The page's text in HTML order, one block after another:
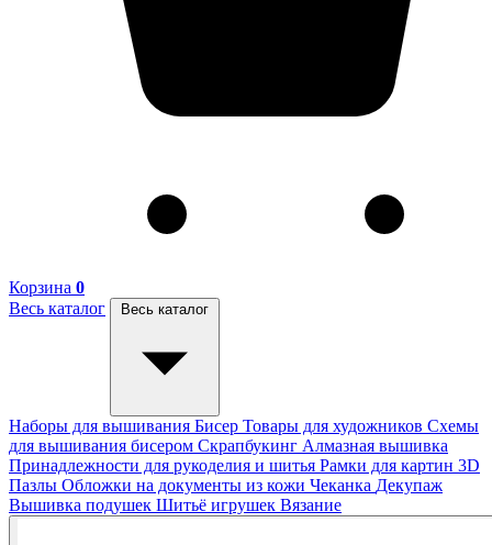
Корзина 0
Весь каталог
Весь каталог
Наборы для вышивания Бисер Товары для художников Схемы
для вышивания бисером Скрапбукинг Алмазная вышивка
Принадлежности для рукоделия и шитья Рамки для картин 3D
Пазлы Обложки на документы из кожи Чеканка Декупаж
Вышивка подушек Шитьё игрушек Вязание